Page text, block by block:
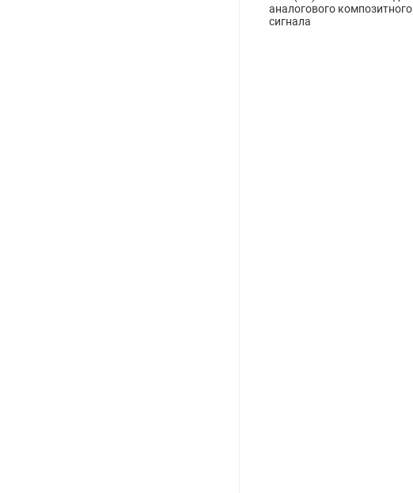
аналогового композитного
сигнала